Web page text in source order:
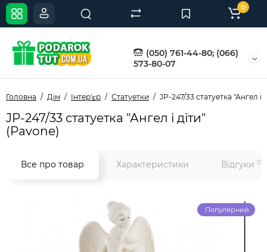
(050) 761-44-80; (066)
573-80-07
0
Головна Дім Інтер'єр Статуетки JP-247/33 статуетка "Ангел і
JP-247/33 статуетка "Ангел і діти"
(Pavone)
Все про товар Характеристики Відгуки 0
Популярний